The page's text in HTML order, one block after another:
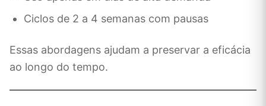
Ciclos de 2 a 4 semanas com pausas
Essas abordagens ajudam a preservar a eficácia
ao longo do tempo.